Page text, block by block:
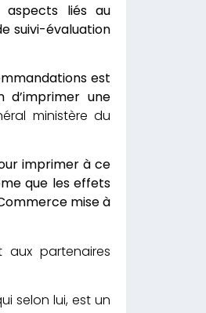
aspects liés au
suivi-évaluation
est
d’imprimer une
ministère du
imprimer à ce
que les effets
mise à
partenaires
selon lui, est un